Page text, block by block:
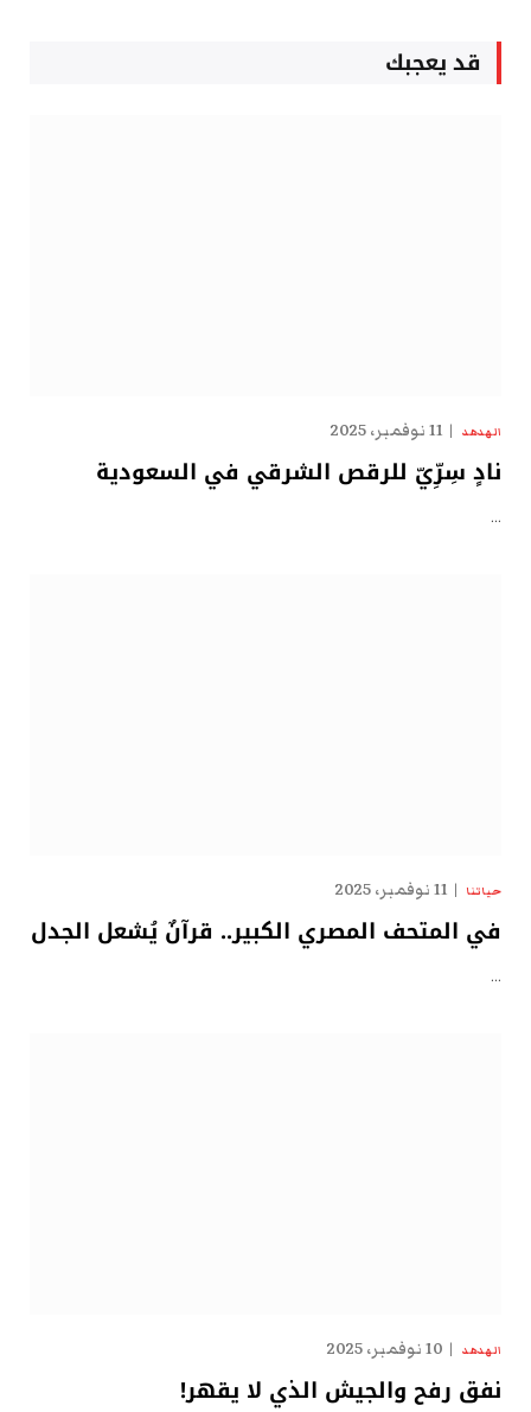
قد يعجبك
الهدهد 11 نوفمبر، 2025
نادٍ سِرِّيّ للرقص الشرقي في السعودية
…
حياتنا 11 نوفمبر، 2025
في المتحف المصري الكبير.. قرآنٌ يُشعل الجدل
…
الهدهد 10 نوفمبر، 2025
نفق رفح والجيش الذي لا يقهر!